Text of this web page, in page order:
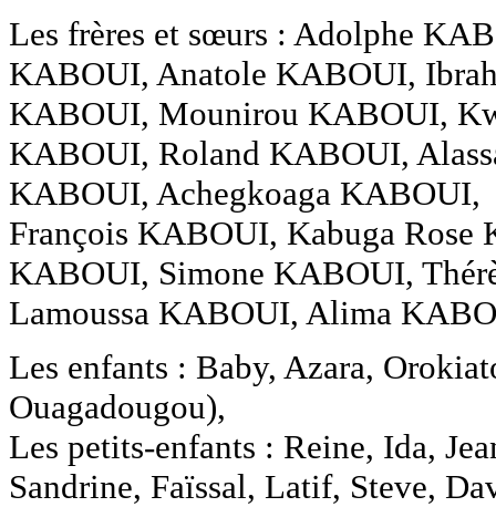
Les frères et sœurs : Adolphe
KABOUI, Anatole KABOUI,
KABOUI, Mounirou KABOUI,
KABOUI, Roland KABOUI,
KABOUI, Achegkoaga KABOUI,
François KABOUI, Kabuga
KABOUI, Simone KABOUI,
Lamoussa KABOUI, Alima
Les enfants : Baby, Azara,
Ouagadougou),
Les petits-enfants : Reine, Ida,
Sandrine, Faïssal, Latif, Steve,